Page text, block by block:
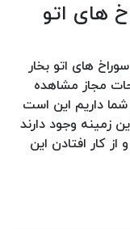
های اتو
های اتو بخار
مجاز مشاهده
شما داریم این است
زمینه وجود دارند
کار افتادن این